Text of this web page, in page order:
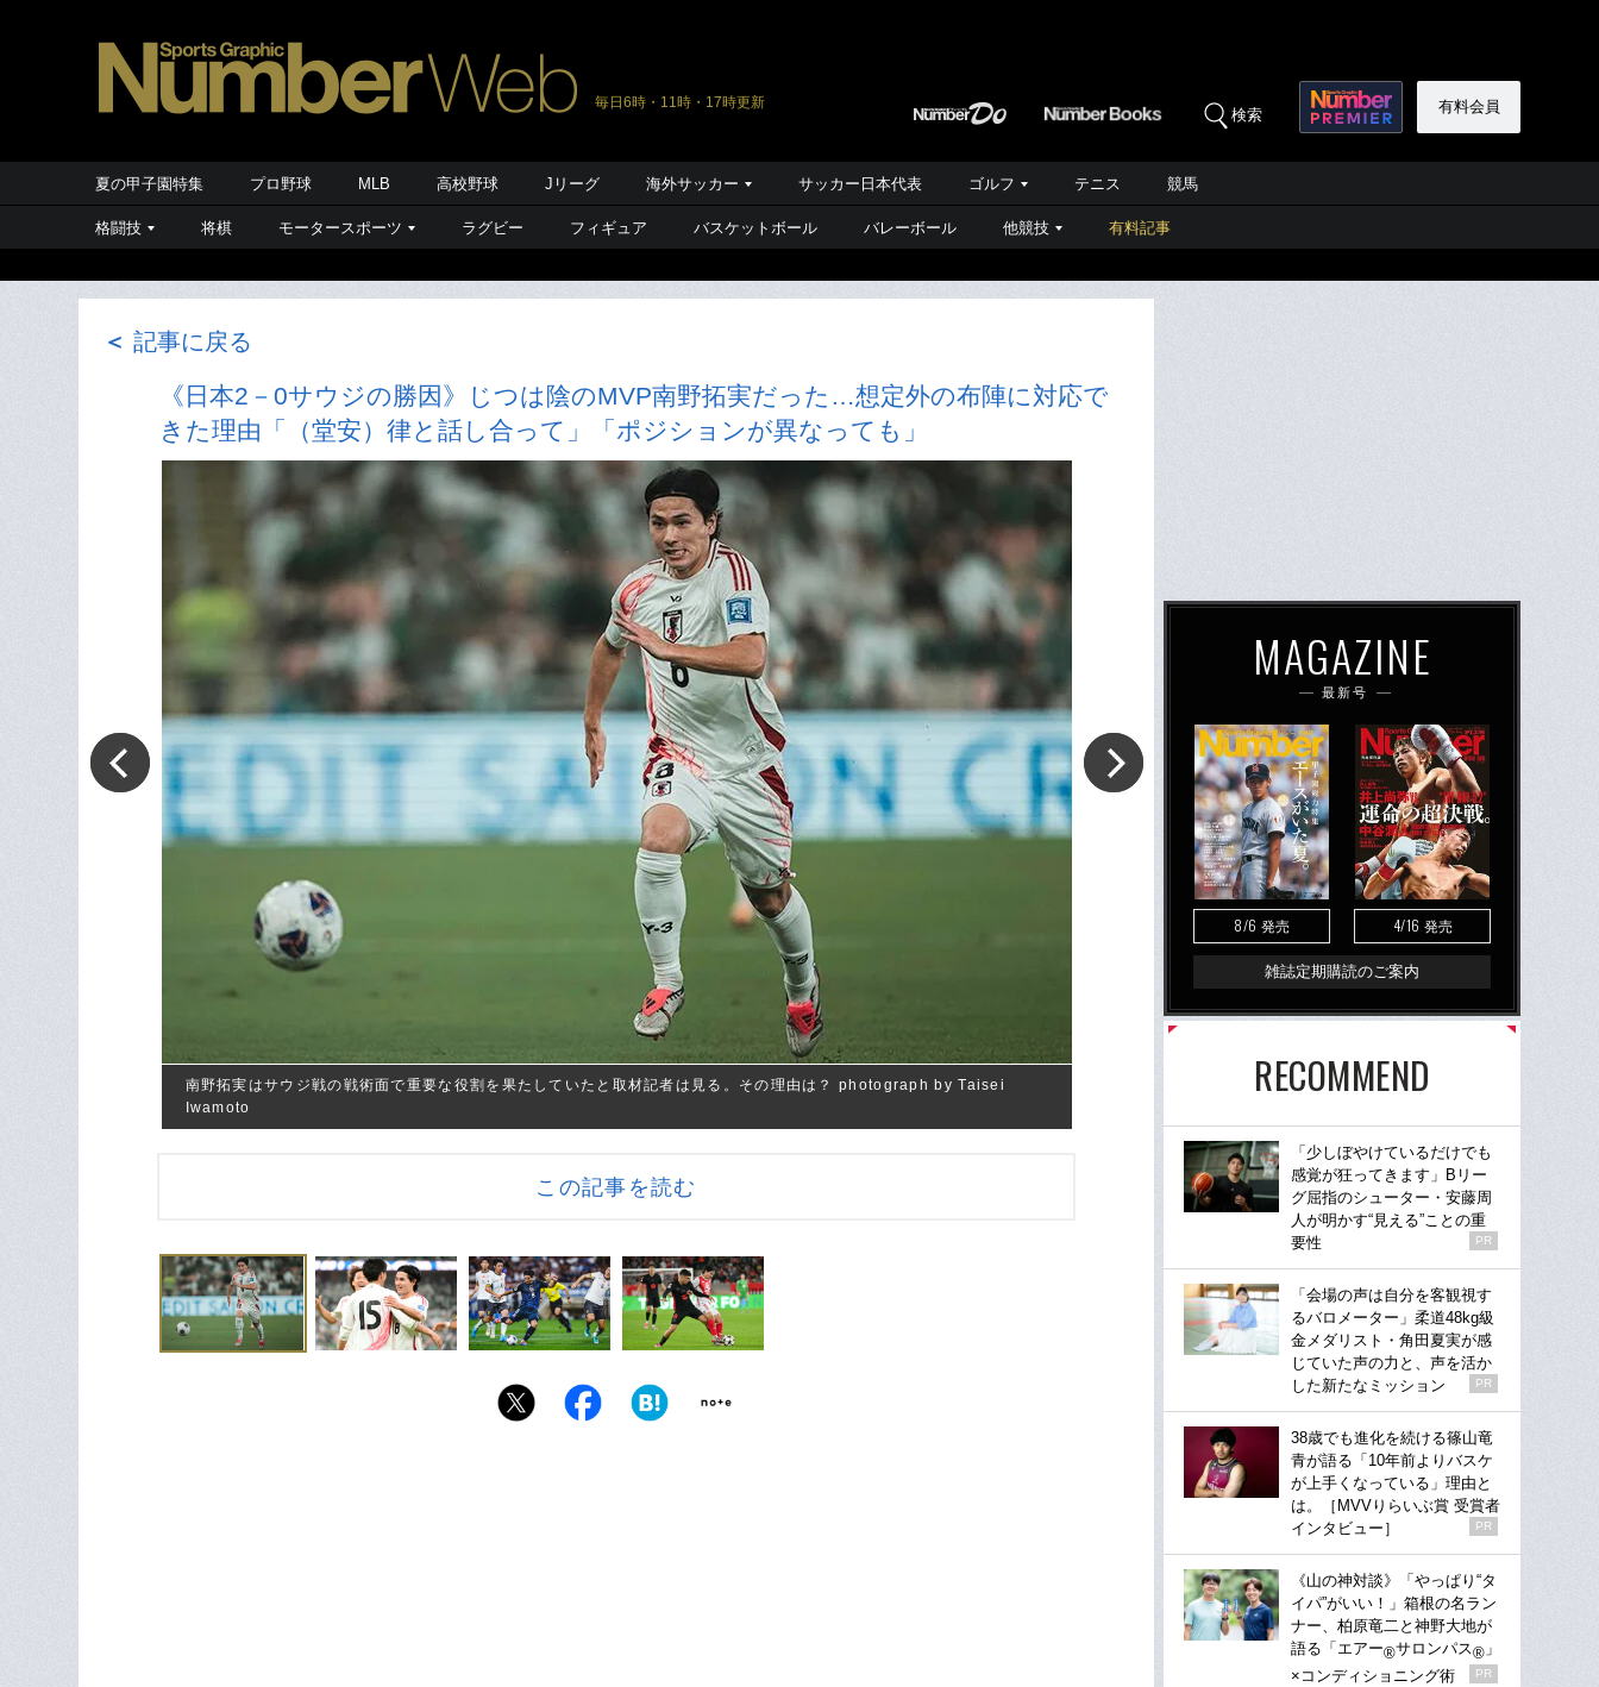
毎日6時・11時・17時更新
検索 有料会員
夏の甲子園特集 プロ野球 MLB 高校野球 Jリーグ 海外サッカー サッカー日本代表 ゴルフ テニス 競馬
格闘技 将棋 モータースポーツ ラグビー フィギュア バスケットボール バレーボール 他競技 有料記事
＜ 記事に戻る
《日本2－0サウジの勝因》じつは陰のMVP南野拓実だった…想定外の布陣に対応で
きた理由「（堂安）律と話し合って」「ポジションが異なっても」
南野拓実はサウジ戦の戦術面で重要な役割を果たしていたと取材記者は見る。その理由は？ photograph by Taisei
Iwamoto
この記事を読む
MAGAZINE
最新号
8/6 発売 4/16 発売
雑誌定期購読のご案内
RECOMMEND
「少しぼやけているだけでも
感覚が狂ってきます」Bリー
グ屈指のシューター・安藤周
人が明かす“見える”ことの重
要性
PR
「会場の声は自分を客観視す
るバロメーター」柔道48kg級
金メダリスト・角田夏実が感
じていた声の力と、声を活か
した新たなミッション
PR
38歳でも進化を続ける篠山竜
青が語る「10年前よりバスケ
が上手くなっている」理由と
は。［MVVりらいぶ賞 受賞者
インタビュー］
PR
《山の神対談》「やっぱり“タ
イパ”がいい！」箱根の名ラン
ナー、柏原竜二と神野大地が
語る「エアー®サロンパス® 」
×コンディショニング術
PR